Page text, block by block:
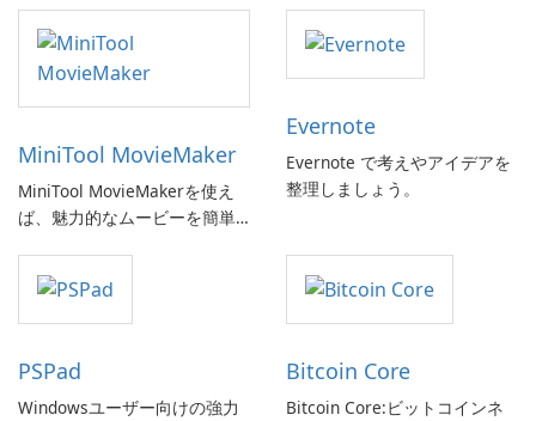
MiniTool MovieMaker
MiniTool MovieMakerを使え
ば、魅力的なムービーを簡単
Evernote
Evernote で考えやアイデアを
整理しましょう。
PSPad
Windowsユーザー向けの強力
Bitcoin Core
Bitcoin Core:ビットコインネ